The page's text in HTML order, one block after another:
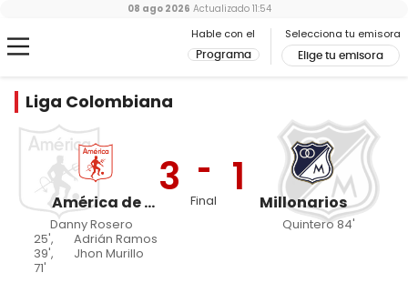
Hable con el
Programa
Selecciona tu emisora
Elige tu emisora
08 ago 2026 Actualizado 11:54
Liga Colombiana
América de Cali
3
Danny Rosero
25',
Adrián Ramos
39',
Jhon Murillo
71'
Millonarios
1
Quintero 84'
Final